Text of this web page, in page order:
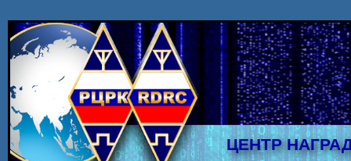
ЦЕНТР